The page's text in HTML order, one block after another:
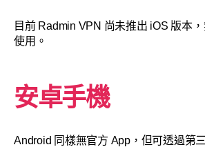
目前 Radmin VPN 尚未推出 iOS 版本
使用。
安卓手機
Android 同樣無官方 App，但可透過第